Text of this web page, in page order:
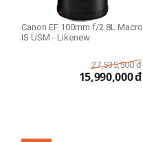
Canon EF 100mm f/2.8L Macro
IS USM - Likenew
27,535,500 đ
15,990,000đ